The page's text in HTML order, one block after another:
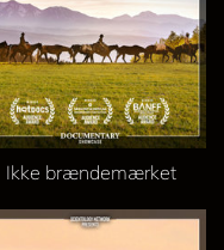
Ikke brændemærket